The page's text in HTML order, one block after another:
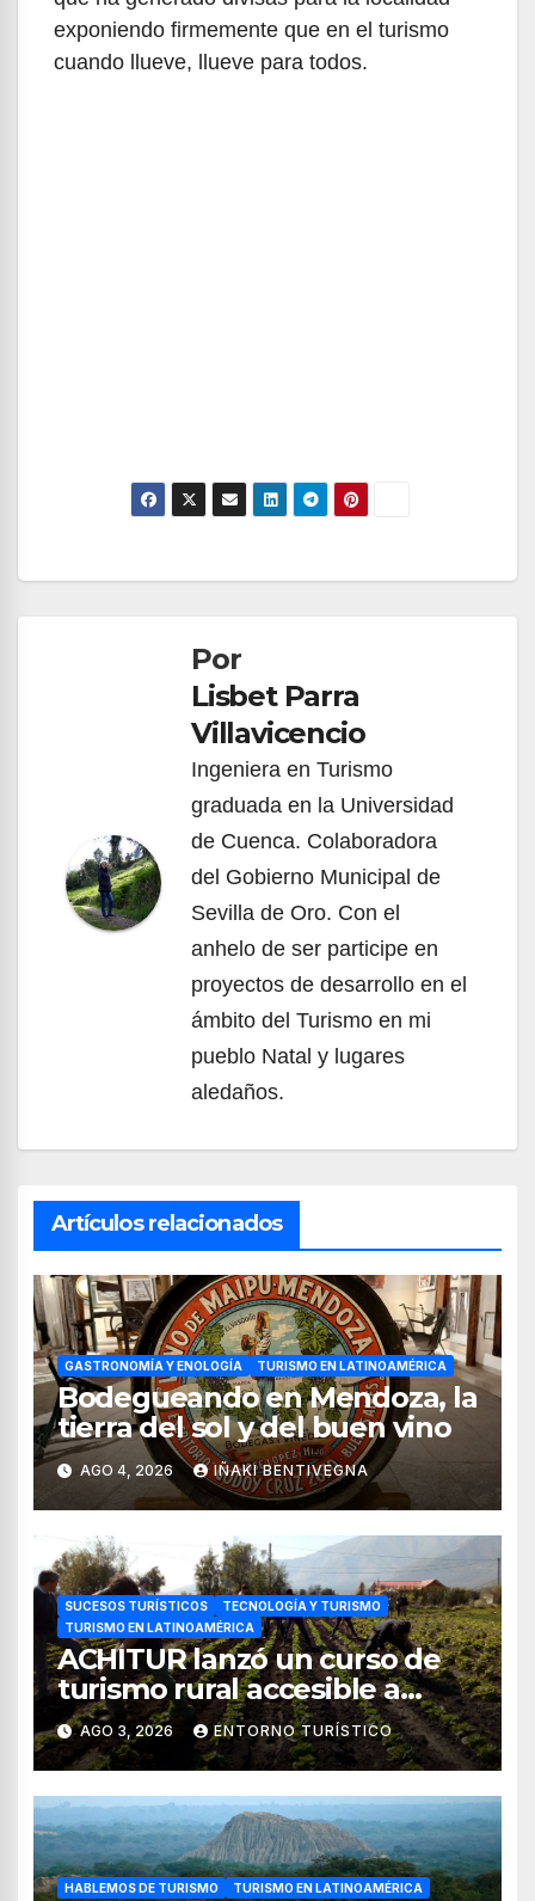
exponiendo firmemente que en el turismo
cuando llueve, llueve para todos.
Navegación
entradasPor
Lisbet Parra
Villavicencio
Ingeniera en Turismo
graduada en la Universidad
de Cuenca. Colaboradora
del Gobierno Municipal de
Sevilla de Oro. Con el
anhelo de ser participe en
proyectos de desarrollo en el
ámbito del Turismo en mi
pueblo Natal y lugares
aledaños.
Artículos relacionados
GASTRONOMÍA Y ENOLOGÍA TURISMO EN LATINOAMÉRICA
Bodegueando en Mendoza, la
tierra del sol y del buen vino
AGO 4, 2026 IÑAKI BENTIVEGNA
SUCESOS TURÍSTICOS
TECNOLOGÍA Y TURISMO
TURISMO EN LATINOAMÉRICA
ACHITUR lanzó un curso de
turismo rural accesible a
través de WhatsApp
AGO 3, 2026 ENTORNO TURÍSTICO
HABLEMOS DE TURISMO TURISMO EN LATINOAMÉRICA